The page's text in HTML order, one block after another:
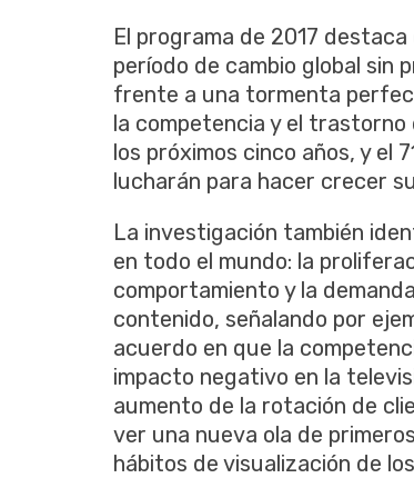
El programa de 2017
período de cambio global sin
frente a una tormenta
la competencia y el trastorno
los próximos cinco años, y el
lucharán para hacer crecer
La investigación también
en todo el mundo: la
comportamiento y la
contenido, señalando por
acuerdo en que la
impacto negativo en la
aumento de la rotación de
ver una nueva ola de
hábitos de visualización de